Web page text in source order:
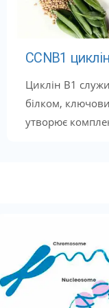
CCNB1
Циклін B1
білком,
утворює